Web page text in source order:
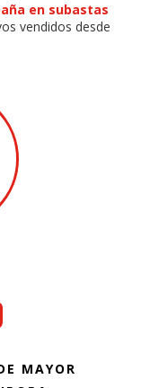
en subastas
vendidos desde
MAYOR